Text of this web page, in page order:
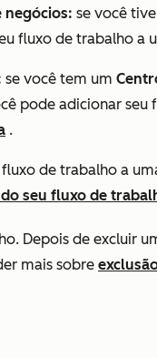
negócios: se você
fluxo de trabalho a
se você tem um
pode adicionar
.
de trabalho a
seu fluxo de
Depois de excluir
mais sobre